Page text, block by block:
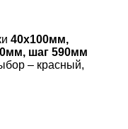
40х100мм,
шаг 590мм
– красный,